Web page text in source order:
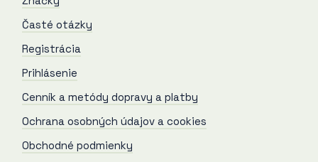
Časté otázky
Registrácia
Prihlásenie
Cenník a metódy dopravy a platby
Ochrana osobných údajov a cookies
Obchodné podmienky